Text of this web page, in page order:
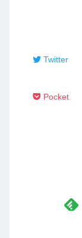
Twitter
Pocket